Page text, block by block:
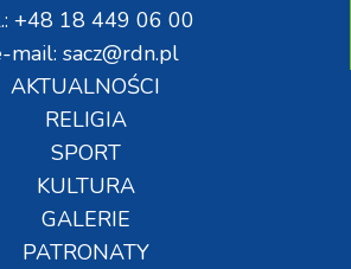
+48 18 449 06 00
mail: sacz@rdn.pl
AKTUALNOŚCI
RELIGIA
SPORT
KULTURA
GALERIE
PATRONATY